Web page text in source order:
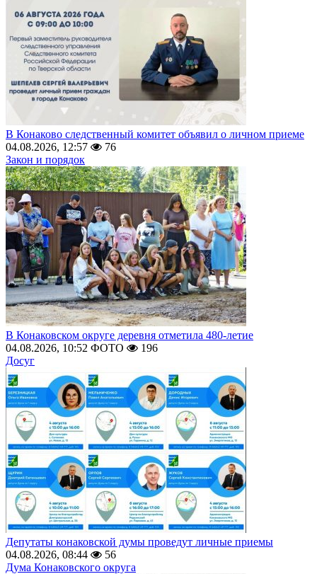
В Конаково следственный комитет объявил о личном приеме
04.08.2026, 12:57
76
Закон и порядок
В Конаковском округе деревня отметила 480-летие
04.08.2026, 10:52 ФОТО
196
Досуг
Депутаты конаковской думы проведут личные приемы
04.08.2026, 08:44
56
Дума Конаковского округа